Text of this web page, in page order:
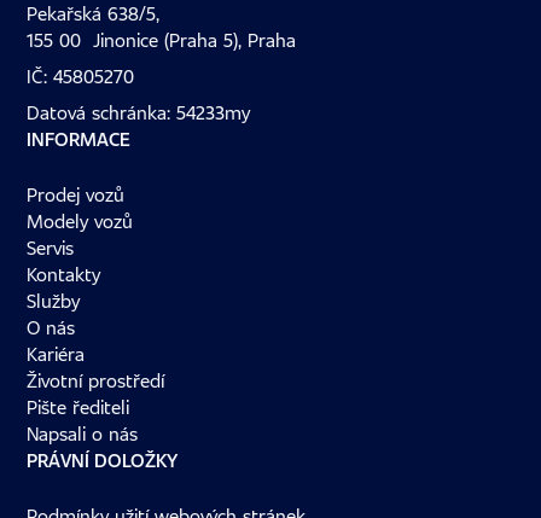
Pekařská 638/5,
155 00 Jinonice (Praha 5), Praha
IČ: 45805270
Datová schránka: 54233my
INFORMACE
Prodej vozů
Modely vozů
Servis
Kontakty
Služby
O nás
Kariéra
Životní prostředí
Pište řediteli
Napsali o nás
PRÁVNÍ DOLOŽKY